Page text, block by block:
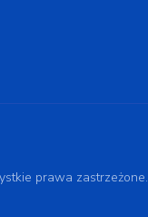
prawa zastrzeżone.